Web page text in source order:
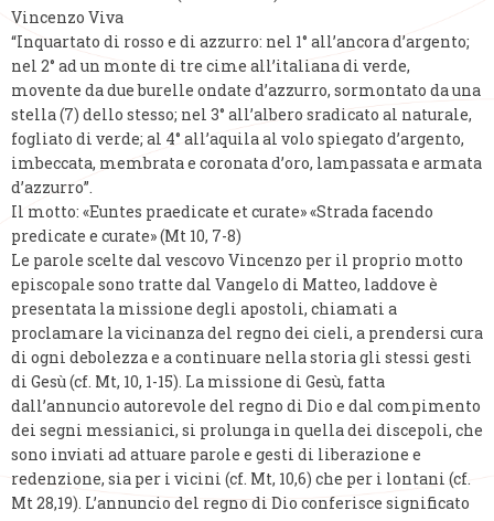
Vincenzo Viva
“Inquartato di rosso e di azzurro: nel 1° all’ancora d’argento;
nel 2° ad un monte di tre cime all’italiana di verde,
movente da due burelle ondate d’azzurro, sormontato da una
stella (7) dello stesso; nel 3° all’albero sradicato al naturale,
fogliato di verde; al 4° all’aquila al volo spiegato d’argento,
imbeccata, membrata e coronata d’oro, lampassata e armata
d’azzurro”.
Il motto: «Euntes praedicate et curate» «Strada facendo
predicate e curate» (Mt 10, 7-8)
Le parole scelte dal vescovo Vincenzo per il proprio motto
episcopale sono tratte dal Vangelo di Matteo, laddove è
presentata la missione degli apostoli, chiamati a
proclamare la vicinanza del regno dei cieli, a prendersi cura
di ogni debolezza e a continuare nella storia gli stessi gesti
di Gesù (cf. Mt, 10, 1-15). La missione di Gesù, fatta
dall’annuncio autorevole del regno di Dio e dal compimento
dei segni messianici, si prolunga in quella dei discepoli, che
sono inviati ad attuare parole e gesti di liberazione e
redenzione, sia per i vicini (cf. Mt, 10,6) che per i lontani (cf.
Mt 28,19). L’annuncio del regno di Dio conferisce significato